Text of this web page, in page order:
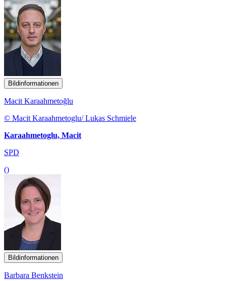
Bildinformationen
Macit Karaahmetoğlu
© Macit Karaahmetoglu/ Lukas Schmiele
Karaahmetoglu, Macit
SPD
()
Bildinformationen
Barbara Benkstein